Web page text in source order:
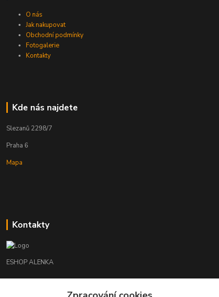
O nás
Jak nakupovat
Obchodní podmínky
Fotogalerie
Kontakty
Kde nás najdete
Slezanů 2298/7
Praha 6
Mapa
Kontakty
ESHOP ALENKA
+420602541312